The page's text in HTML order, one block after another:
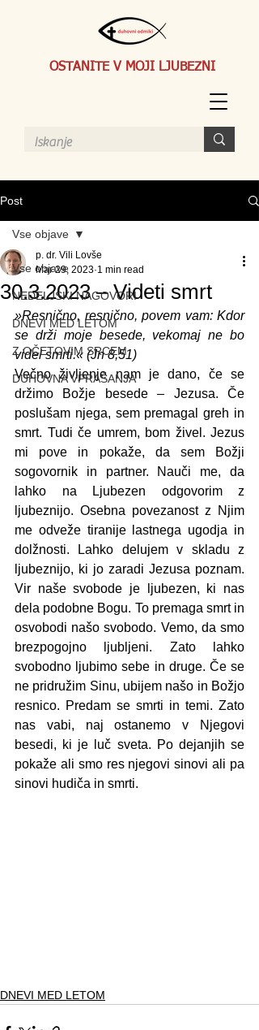
OSTANITE V MOJI LJUBEZNI
Post
Vse objave
NEDELJSKI NAGOVORI
DNEVI MED LETOM
Z OČETOVIM SRCEM
DUHOVNA VPRAŠANJA
Vse objave
30.3.2023 – Videti smrt
p. dr. Vili Lovše
Mar 29, 2023 1 min read
»Resnično, resnično, povem vam: Kdor
se drži moje besede, vekomaj ne bo
videl smrti.« (Jn 8,51)
Večno življenje nam je dano, če se
držimo Božje besede – Jezusa. Če
poslušam njega, sem premagal greh in
smrt. Tudi če umrem, bom živel. Jezus
mi pove in pokaže, da sem Božji
sogovornik in partner. Nauči me, da
lahko na Ljubezen odgovorim z
ljubeznijo. Osebna povezanost z Njim
me odveže tiranije lastnega ugodja in
dolžnosti. Lahko delujem v skladu z
ljubeznijo, ki jo zaradi Jezusa poznam.
Vir naše svobode je ljubezen, ki nas
dela podobne Bogu. To premaga smrt in
osvobodi našo svobodo. Vemo, da smo
brezpogojno ljubljeni. Zato lahko
svobodno ljubimo sebe in druge. Če se
ne pridružim Sinu, ubijem našo in Božjo
resnico. Predam se smrti in temi. Zato
nas vabi, naj ostanemo v Njegovi
besedi, ki je luč sveta. Po dejanjih se
pokaže ali smo res njegovi sinovi ali pa
sinovi hudiča in smrti.
DNEVI MED LETOM